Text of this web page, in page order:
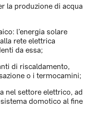
la produzione di acqua
l’energia solare
rete elettrica
da essa;
di riscaldamento,
o i termocamini;
nel settore elettrico, ad
domotico al fine